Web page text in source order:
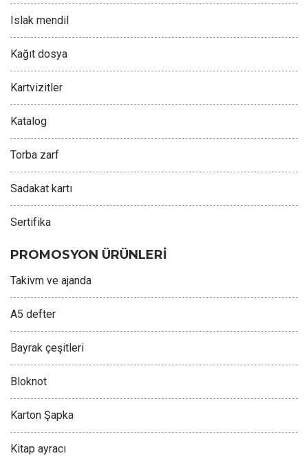
Islak mendil
Kağıt dosya
Kartvizitler
Katalog
Torba zarf
Sadakat kartı
Sertifika
PROMOSYON ÜRÜNLERİ
Takivm ve ajanda
A5 defter
Bayrak çeşitleri
Bloknot
Karton Şapka
Kitap ayracı